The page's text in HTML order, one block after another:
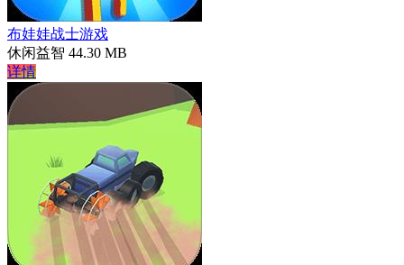
布娃娃战士游戏
休闲益智 44.30 MB
详情